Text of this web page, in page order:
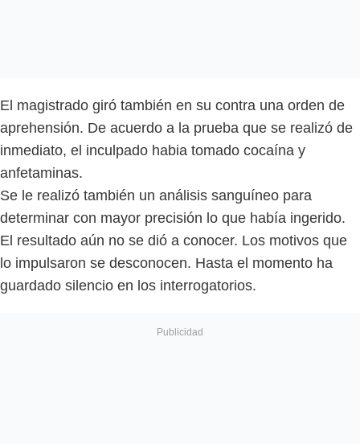
El magistrado giró también en su contra una orden de
aprehensión. De acuerdo a la prueba que se realizó de
inmediato, el inculpado habia tomado cocaína y
anfetaminas.
Se le realizó también un análisis sanguíneo para
determinar con mayor precisión lo que había ingerido.
El resultado aún no se dió a conocer. Los motivos que
lo impulsaron se desconocen. Hasta el momento ha
guardado silencio en los interrogatorios.